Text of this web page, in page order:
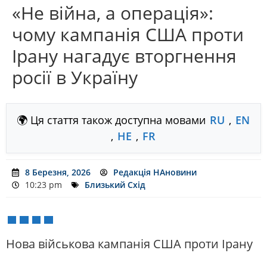
«Не війна, а операція»:
чому кампанія США проти
Ірану нагадує вторгнення
росії в Україну
🌍 Ця стаття також доступна мовами RU , EN
, HE , FR
8 Березня, 2026
Редакція НАновини
10:23 pm
Близький Схід
Нова військова кампанія США проти Ірану